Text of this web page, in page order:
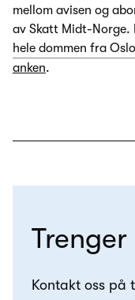
mellom avisen og
av Skatt Midt-Norge.
hele dommen fra
anken.
Kontakt oss på